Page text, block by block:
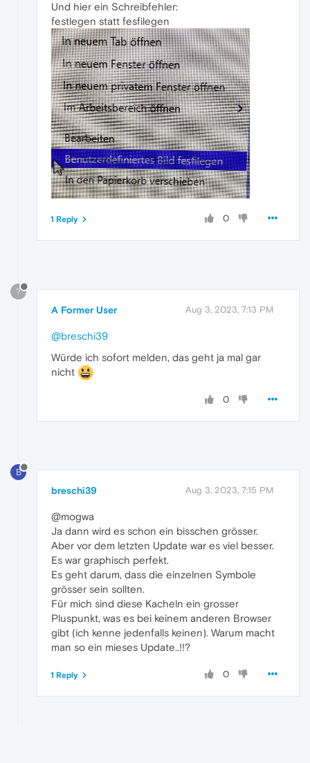
Und hier ein Schreibfehler:
festlegen statt fesfilegen
0
1 Reply
?
A Former User Aug 3, 2023, 7:13 PM
@breschi39
Würde ich sofort melden, das geht ja mal gar
nicht
0
B
breschi39 Aug 3, 2023, 7:15 PM
@mogwa
Ja dann wird es schon ein bisschen grösser.
Aber vor dem letzten Update war es viel besser.
Es war graphisch perfekt.
Es geht darum, dass die einzelnen Symbole
grösser sein sollten.
Für mich sind diese Kacheln ein grosser
Pluspunkt, was es bei keinem anderen Browser
gibt (ich kenne jedenfalls keinen). Warum macht
man so ein mieses Update..!!?
0
1 Reply